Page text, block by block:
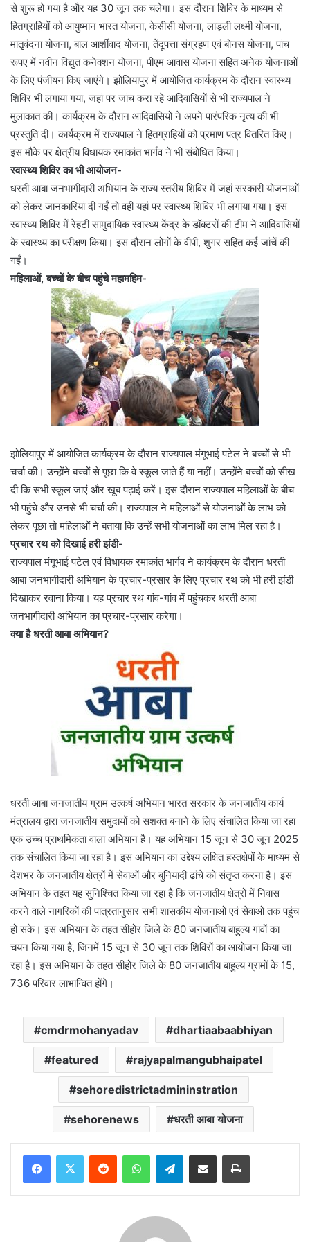
से शुरू हो गया है और यह 30 जून तक चलेगा। इस दौरान शिविर के माध्यम से
हितग्राहियों को आयुष्मान भारत योजना, केसीसी योजना, लाड़ली लक्ष्मी योजना,
मातृवंदना योजना, बाल आर्शीवाद योजना, तेंदूपत्ता संग्रहण एवं बोनस योजना, पांच
रूपए में नवीन विद्युत कनेक्शन योजना, पीएम आवास योजना सहित अनेक योजनाओं
के लिए पंजीयन किए जाएंगे। झोलियापुर में आयोजित कार्यक्रम के दौरान स्वास्थ्य
शिविर भी लगाया गया, जहां पर जांच करा रहे आदिवासियों से भी राज्यपाल ने
मुलाकात की। कार्यक्रम के दौरान आदिवासियों ने अपने पारंपरिक नृत्य की भी
प्रस्तुति दी। कार्यक्रम में राज्यपाल ने हितग्राहियों को प्रमाण पत्र वितरित किए।
इस मौके पर क्षेत्रीय विधायक रमाकांत भार्गव ने भी संबोधित किया।
स्वास्थ्य शिविर का भी आयोजन-
धरती आबा जनभागीदारी अभियान के राज्य स्तरीय शिविर में जहां सरकारी योजनाओं
को लेकर जानकारियां दी गईं तो वहीं यहां पर स्वास्थ्य शिविर भी लगाया गया। इस
स्वास्थ्य शिविर में रेहटी सामुदायिक स्वास्थ्य केंद्र के डॉक्टरों की टीम ने आदिवासियों
के स्वास्थ्य का परीक्षण किया। इस दौरान लोगों के वीपी, शुगर सहित कई जांचें की
गईं।
महिलाओं, बच्चों के बीच पहुंचे महामहिम-
झोलियापुर में आयोजित कार्यक्रम के दौरान राज्यपाल मंगूभाई पटेल ने बच्चों से भी
चर्चा की। उन्होंने बच्चों से पूछा कि वे स्कूल जाते हैं या नहीं। उन्होंने बच्चों को सीख
दी कि सभी स्कूल जाएं और खूब पढ़ाई करें। इस दौरान राज्यपाल महिलाओं के बीच
भी पहुंचे और उनसे भी चर्चा की। राज्यपाल ने महिलाओं से योजनाओं के लाभ को
लेकर पूछा तो महिलाओं ने बताया कि उन्हें सभी योजनाओें का लाभ मिल रहा है।
प्रचार रथ को दिखाई हरी झंडी-
राज्यपाल मंगूभाई पटेल एवं विधायक रमाकांत भार्गव ने कार्यक्रम के दौरान धरती
आबा जनभागीदारी अभियान के प्रचार-प्रसार के लिए प्रचार रथ को भी हरी झंडी
दिखाकर रवाना किया। यह प्रचार रथ गांव-गांव में पहुंचकर धरती आबा
जनभागीदारी अभियान का प्रचार-प्रसार करेगा।
क्या है धरती आबा अभियान?
धरती आबा जनजातीय ग्राम उत्कर्ष अभियान भारत सरकार के जनजातीय कार्य
मंत्रालय द्वारा जनजातीय समुदायों को सशक्त बनाने के लिए संचालित किया जा रहा
एक उच्च प्राथमिकता वाला अभियान है। यह अभियान 15 जून से 30 जून 2025
तक संचालित किया जा रहा है। इस अभियान का उद्देश्य लक्षित हस्तक्षेपों के माध्यम से
देशभर के जनजातीय क्षेत्रों में सेवाओं और बुनियादी ढांचे को संतृप्त करना है। इस
अभियान के तहत यह सुनिश्चित किया जा रहा है कि जनजातीय क्षेत्रों में निवास
करने वाले नागरिकों की पात्रतानुसार सभी शासकीय योजनाओं एवं सेवाओं तक पहुंच
हो सके। इस अभियान के तहत सीहोर जिले के 80 जनजातीय बाहुल्य गांवों का
चयन किया गया है, जिनमें 15 जून से 30 जून तक शिविरों का आयोजन किया जा
रहा है। इस अभियान के तहत सीहोर जिले के 80 जनजातीय बाहुल्य ग्रामों के 15,
736 परिवार लाभान्वित होंगे।
cmdrmohanyadav dhartiaabaabhiyan
featured rajyapalmangubhaipatel
sehoredistrictadmininstration
sehorenews धरती आबा योजना
Telegram